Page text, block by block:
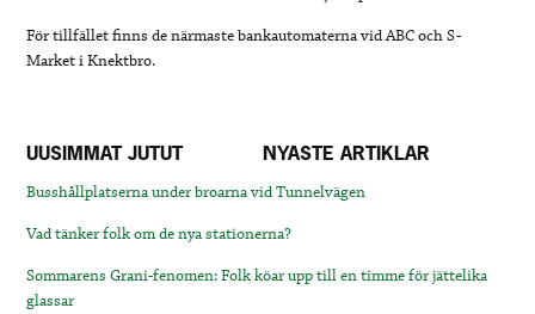
För tillfället finns de närmaste bankautomaterna vid ABC och S-
Market i Knektbro.
UUSIMMAT JUTUT NYASTE ARTIKLAR
Busshållplatserna under broarna vid Tunnelvägen
Vad tänker folk om de nya stationerna?
Sommarens Grani-fenomen: Folk köar upp till en timme för jättelika
glassar